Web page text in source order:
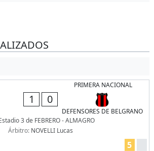
PRIMERA NACIONAL
1 0
DEFENSORES DE BELGRANO
3 de FEBRERO - ALMAGRO
Árbitro: NOVELLI Lucas
5